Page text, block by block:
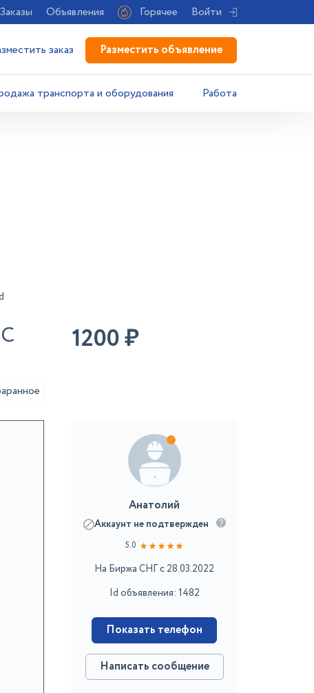
Заказы Объявления Горячее Войти
заказ Разместить объявление
транспорта и оборудования Работа
1200₽
Анатолий
Аккаунт не подтвержден
5.0
На Биржа СНГ с 28.03.2022
Id объявления: 1482
Показать телефон
Написать сообщение